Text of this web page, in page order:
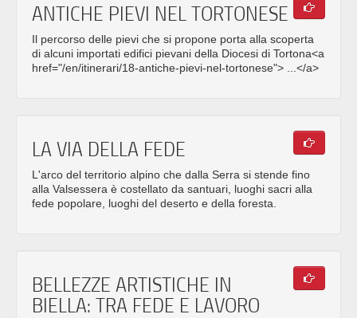
VOLUNTEERS
CONTACTS
PRESS
ANTICHE PIEVI NEL TORTONESE
Il percorso delle pievi che si propone porta alla scoperta
di alcuni importati edifici pievani della Diocesi di Tortona<a
href="/en/itinerari/18-antiche-pievi-nel-tortonese"> ...</a>
LA VIA DELLA FEDE
L'arco del territorio alpino che dalla Serra si stende fino
alla Valsessera è costellato da santuari, luoghi sacri alla
fede popolare, luoghi del deserto e della foresta.
BELLEZZE ARTISTICHE IN
BIELLA: TRA FEDE E LAVORO